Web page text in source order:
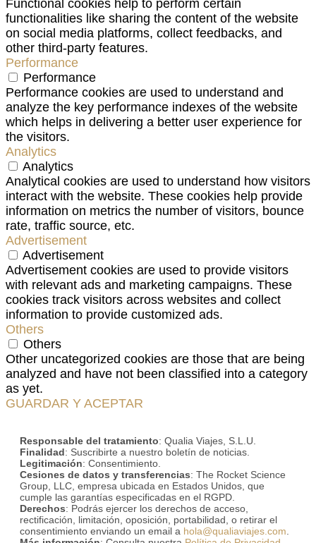
Functional cookies help to perform certain
functionalities like sharing the content of the website
on social media platforms, collect feedbacks, and
other third-party features.
Performance
Performance
Performance cookies are used to understand and
analyze the key performance indexes of the website
which helps in delivering a better user experience for
the visitors.
Analytics
Analytics
Analytical cookies are used to understand how visitors
interact with the website. These cookies help provide
information on metrics the number of visitors, bounce
rate, traffic source, etc.
Advertisement
Advertisement
Advertisement cookies are used to provide visitors
with relevant ads and marketing campaigns. These
cookies track visitors across websites and collect
information to provide customized ads.
Others
Others
Other uncategorized cookies are those that are being
analyzed and have not been classified into a category
as yet.
GUARDAR Y ACEPTAR
Responsable del tratamiento: Qualia Viajes, S.L.U.
Finalidad: Suscribirte a nuestro boletín de noticias.
Legitimación: Consentimiento.
Cesiones de datos y transferencias: The Rocket Science
Group, LLC, empresa ubicada en Estados Unidos, que
cumple las garantías especificadas en el RGPD.
Derechos: Podrás ejercer los derechos de acceso,
rectificación, limitación, oposición, portabilidad, o retirar el
consentimiento enviando un email a hola@qualiaviajes.com